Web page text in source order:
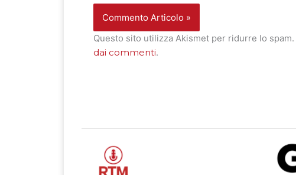
Questo sito utilizza Akismet per ridurre lo spam.
dai commenti.